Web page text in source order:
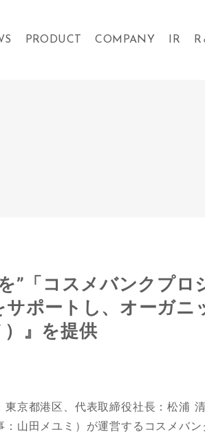
”「コスメバンクプロ
サポートし、オーガニ
』を提供
京都港区、代表取締役社長：松浦
山田メユミ）が運営するコスメバ
PRODUCT COMPANY IR